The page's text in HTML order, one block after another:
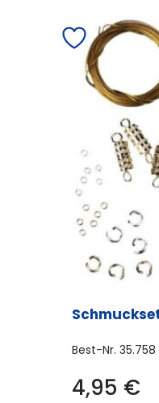
Best-Nr. 35.758
4,95 €